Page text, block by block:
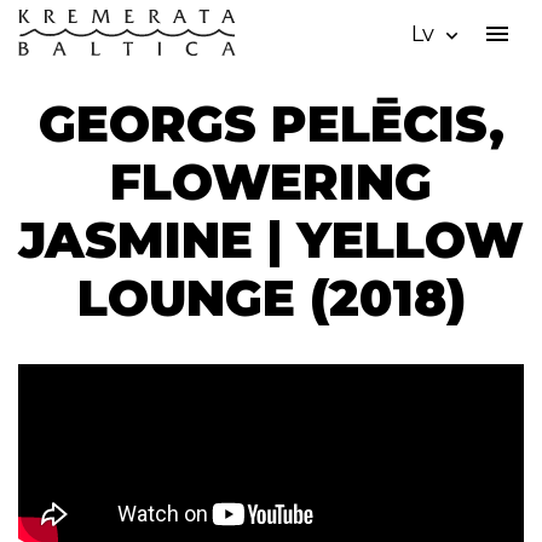
Lv expand_more menu
GEORGS PELĒCIS,
FLOWERING
JASMINE | YELLOW
LOUNGE (2018)